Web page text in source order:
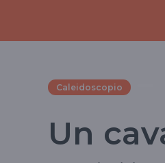
Caleidoscopio
Un